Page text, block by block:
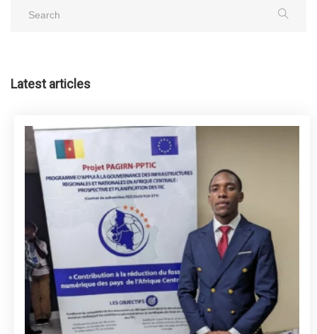
Latest articles